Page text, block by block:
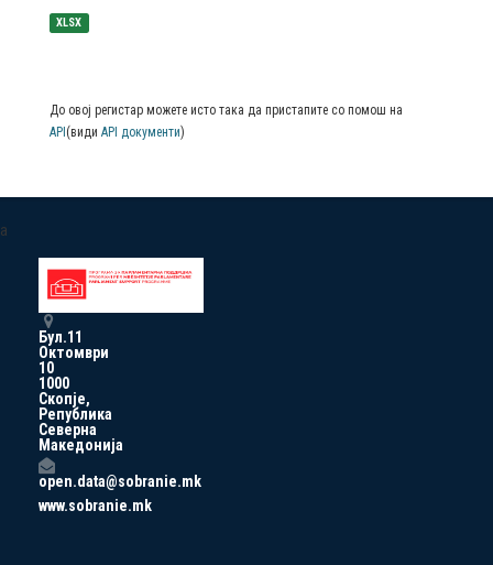
XLSX
До овој регистар можете исто така да пристапите со помош на
API (види API документи)
a
Бул.11
Октомври
10
1000
Скопје,
Република
Северна
Македонија
open.data@sobranie.mk
www.sobranie.mk